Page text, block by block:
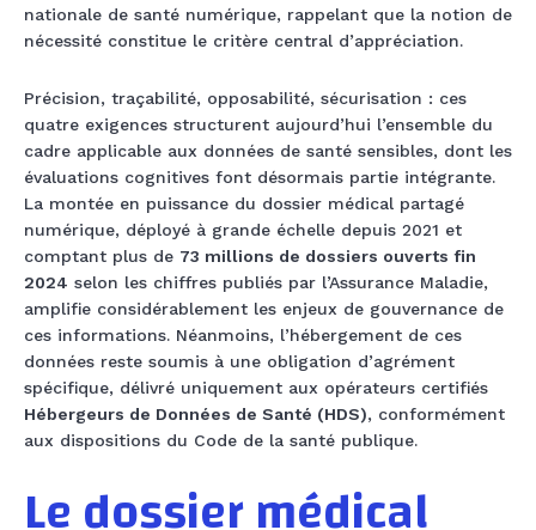
nationale de santé numérique, rappelant que la notion de
nécessité constitue le critère central d’appréciation.
Précision, traçabilité, opposabilité, sécurisation : ces
quatre exigences structurent aujourd’hui l’ensemble du
cadre applicable aux données de santé sensibles, dont les
évaluations cognitives font désormais partie intégrante.
La montée en puissance du dossier médical partagé
numérique, déployé à grande échelle depuis 2021 et
comptant plus de 73 millions de dossiers ouverts fin
2024 selon les chiffres publiés par l’Assurance Maladie,
amplifie considérablement les enjeux de gouvernance de
ces informations. Néanmoins, l’hébergement de ces
données reste soumis à une obligation d’agrément
spécifique, délivré uniquement aux opérateurs certifiés
Hébergeurs de Données de Santé (HDS), conformément
aux dispositions du Code de la santé publique.